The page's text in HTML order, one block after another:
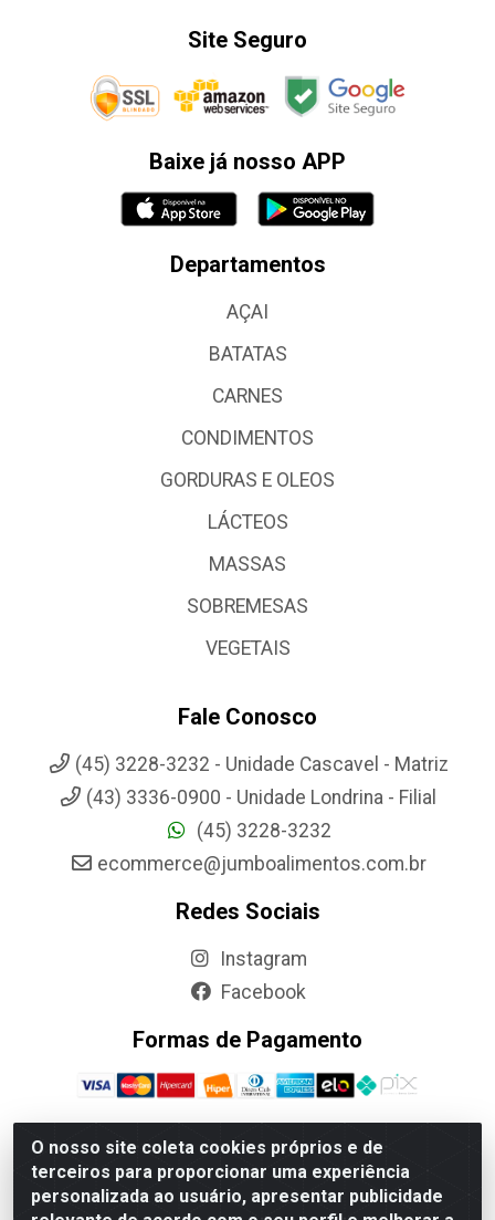
O nosso site coleta cookies próprios e de
terceiros para proporcionar uma experiência
personalizada ao usuário, apresentar publicidade
Site Seguro
Baixe já nosso APP
Departamentos
AÇAI
BATATAS
CARNES
CONDIMENTOS
GORDURAS E OLEOS
LÁCTEOS
MASSAS
SOBREMESAS
VEGETAIS
Fale Conosco
(45) 3228-3232 - Unidade Cascavel - Matriz
(43) 3336-0900 - Unidade Londrina - Filial
(45) 3228-3232
ecommerce@jumboalimentos.com.br
Redes Sociais
Instagram
Facebook
Formas de Pagamento
Jumbo Alimentos Cascavel - Matriz - Rua Itatiba Do Sul, 161 -
Santos Dumont, Cascavel-PR - CEP 85804-700- CNPJ